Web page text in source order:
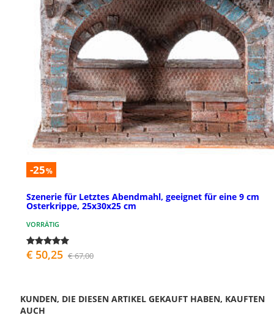
-25%
Szenerie für Letztes Abendmahl, geeignet für eine 9 cm
Osterkrippe, 25x30x25 cm
VORRÄTIG
€ 50,25 € 67,00
KUNDEN, DIE DIESEN ARTIKEL GEKAUFT HABEN, KAUFTEN
AUCH